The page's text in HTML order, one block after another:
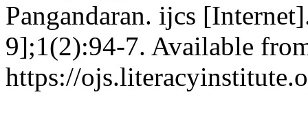
Pangandaran. ijcs
9];1(2):94-7. Available
https://